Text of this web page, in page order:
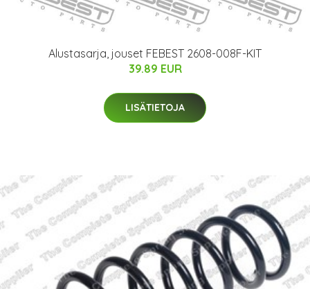
Alustasarja, jouset FEBEST 2608-008F-KIT
39.89 EUR
LISÄTIETOJA